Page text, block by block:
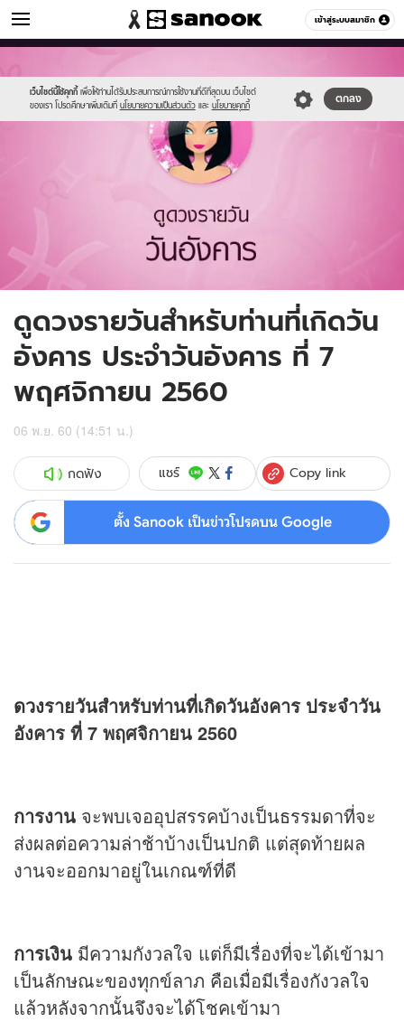
เข้าสู่ระบบสมาชิก
ดูดวง หมวดอื่นๆ
เว็บไซต์นี้ใช้คุกกี้ เพื่อให้ท่านได้รับประสบการณ์การใช้งานที่ดีที่สุดบน เว็บไซต์
ของเรา โปรดศึกษาเพิ่มเติมที่ นโยบายความเป็นส่วนตัว และ นโยบายคุกกี้
ตกลง
new-
sanook.png
ดูดวงรายวันสำหรับท่านที่เกิดวัน
อังคาร ประจำวันอังคาร ที่ 7
พฤศจิกายน 2560
06 พ.ย. 60 (14:51 น.)
กดฟัง แชร์ Copy link
ตั้ง Sanook เป็นข่าวโปรดบน Google
ดวงรายวันสำหรับท่านที่เกิดวันอังคาร ประจำวัน
อังคาร ที่ 7 พฤศจิกายน 2560
การงาน จะพบเจออุปสรรคบ้างเป็นธรรมดาที่จะ
ส่งผลต่อความล่าช้าบ้างเป็นปกติ แต่สุดท้ายผล
งานจะออกมาอยู่ในเกณฑ์ที่ดี
การเงิน มีความกังวลใจ แต่ก็มีเรื่องที่จะได้เข้ามา
เป็นลักษณะของทุกข์ลาภ คือเมื่อมีเรื่องกังวลใจ
แล้วหลังจากนั้นจึงจะได้โชคเข้ามา